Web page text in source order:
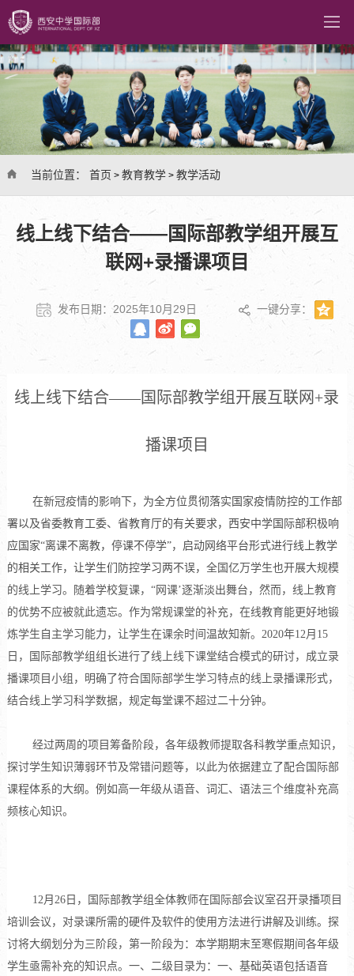
当前位置： 首页 > 教育教学> 教学活动
线上线下结合——国际部教学组开展互
联网+录播课项目
发布日期：2025年10月29日 一键分享：
线上线下结合——国际部教学组开展互联网+录
播课项目
在新冠疫情的影响下， 为全方位贯彻落实国家疫情防控的工作部
署以及省委教育工委、省教育厅的有关要求，西安中学国际部积极响
应国家“离课不离教，停课不停学”，启动网络平台形式进行线上教学
的相关工作，让学生们防控学习两不误， 全国亿万学生也开展大规模
的线上学习。随着学校复课，“网课’逐渐淡出舞台，然而，线上教育
的优势不应被就此遗忘。作为常规课堂的补充，在线教育能更好地锻
炼学生自主学习能力，让学生在课余时间温故知新。2020年12月 15
日，国际部教学组组长进行了线上线下课堂结合模式的研讨，成立录
播课项目小组，明确了符合国际部学生学习特点的线上录播课形式，
结合线上学习科学数据，规定每堂课不超过二十分钟。
经过两周的项目筹备阶段，各年级教师提取各科教学重点知识，
探讨学生知识薄弱环节及常错问题等，以此为依据建立了配合国际部
课程体系的大纲。例如高一年级从语音、词汇、语法三个维度补充高
频核心知识。
12月 26日，国际部教学组全体教师在国际部会议室召开录播项目
培训会议，对录课所需的硬件及软件的使用方法进行讲解及训练。探
讨将大纲划分为三阶段，第一阶段为：本学期期末至寒假期间各年级
学生亟需补充的知识点。一、二级目录为：一、基础英语包括语音